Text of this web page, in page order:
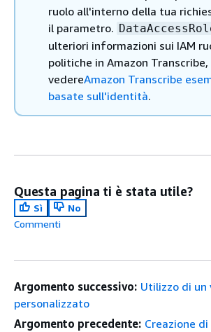
ruolo all'interno della tua
il parametro.
ulteriori informazioni sui IAM
politiche in Amazon Transcribe,
vedereAmazon Transcribe
basate sull'identità.
Questa pagina ti è stata utile?
Sì
No
Commenti
Argomento successivo: Utilizzo di un
personalizzato
Argomento precedente: Creazione